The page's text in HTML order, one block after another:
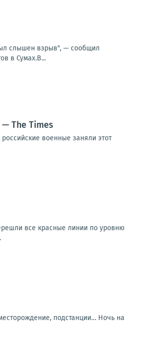
слышен взрыв", — сообщил
в Сумах.В...
The Times
военные заняли этот
все красные линии по уровню
подстанции… Ночь на